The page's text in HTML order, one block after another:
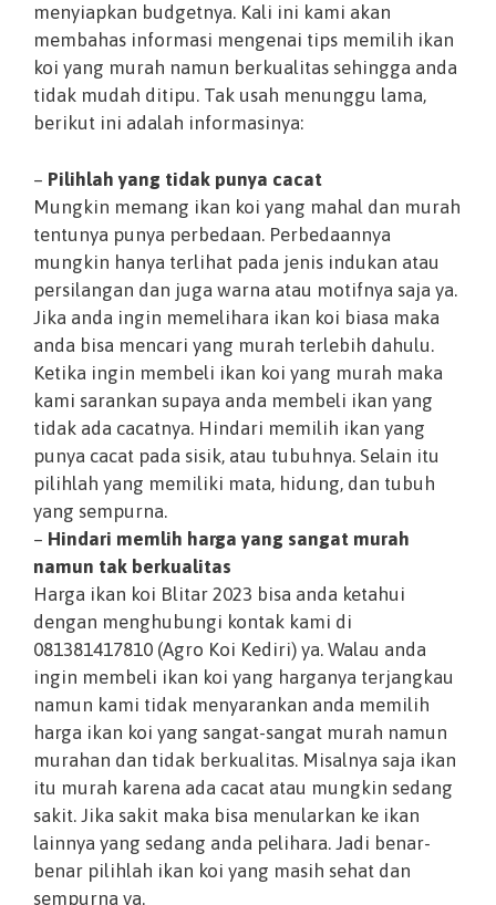
menyiapkan budgetnya. Kali ini kami akan
membahas informasi mengenai tips memilih ikan
koi yang murah namun berkualitas sehingga anda
tidak mudah ditipu. Tak usah menunggu lama,
berikut ini adalah informasinya:
– Pilihlah yang tidak punya cacat
Mungkin memang ikan koi yang mahal dan murah
tentunya punya perbedaan. Perbedaannya
mungkin hanya terlihat pada jenis indukan atau
persilangan dan juga warna atau motifnya saja ya.
Jika anda ingin memelihara ikan koi biasa maka
anda bisa mencari yang murah terlebih dahulu.
Ketika ingin membeli ikan koi yang murah maka
kami sarankan supaya anda membeli ikan yang
tidak ada cacatnya. Hindari memilih ikan yang
punya cacat pada sisik, atau tubuhnya. Selain itu
pilihlah yang memiliki mata, hidung, dan tubuh
yang sempurna.
– Hindari memlih harga yang sangat murah
namun tak berkualitas
Harga ikan koi Blitar 2023 bisa anda ketahui
dengan menghubungi kontak kami di
081381417810 (Agro Koi Kediri) ya. Walau anda
ingin membeli ikan koi yang harganya terjangkau
namun kami tidak menyarankan anda memilih
harga ikan koi yang sangat-sangat murah namun
murahan dan tidak berkualitas. Misalnya saja ikan
itu murah karena ada cacat atau mungkin sedang
sakit. Jika sakit maka bisa menularkan ke ikan
lainnya yang sedang anda pelihara. Jadi benar-
benar pilihlah ikan koi yang masih sehat dan
sempurna ya.